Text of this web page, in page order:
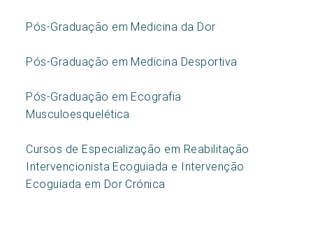
Pós-Graduação em Medicina da Dor
Pós-Graduação em Medicina Desportiva
Pós-Graduação em Ecografia
Musculoesquelética
Cursos de Especialização em Reabilitação
Intervencionista Ecoguiada e Intervenção
Ecoguiada em Dor Crónica